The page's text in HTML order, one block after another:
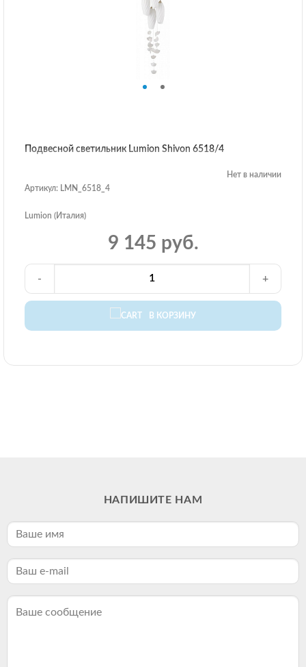
Подвесной светильник Lumion Shivon 6518/4
Нет в наличии
Артикул: LMN_6518_4
Lumion (Италия)
9 145 руб.
В КОРЗИНУ
- +
НАПИШИТЕ НАМ